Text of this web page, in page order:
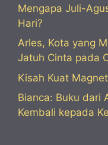
Mengapa Juli-
Hari?
Arles, Kota yang
Jatuh Cinta pada
Kisah Kuat
Bianca: Buku dari
Kembali kepada